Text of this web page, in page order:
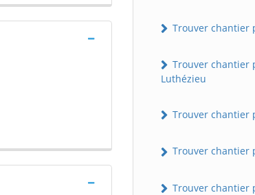
Trouver chantier
Trouver chantier
Luthézieu
Trouver chantier
Trouver chantier
Trouver chantier